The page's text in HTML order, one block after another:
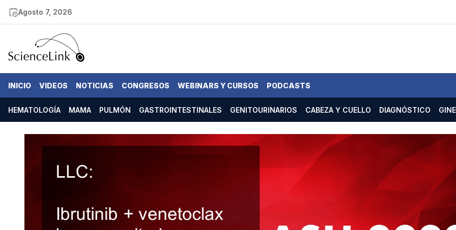
Agosto 7, 2026
INICIO VIDEOS NOTICIAS CONGRESOS WEBINARS Y CURSOS PODCASTS
HEMATOLOGÍA MAMA PULMÓN GASTROINTESTINALES GENITOURINARIOS CABEZA Y CUELLO DIAGNÓSTICO